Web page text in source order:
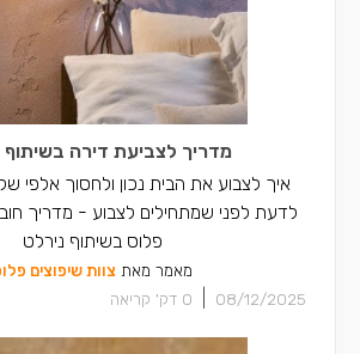
צבעים בדאלית אל-כרמל
צבעים בכאבול
צבעים באעבלין
צבעים ברכסים
צבעים בכפר יאסיף
מדריך לצביעת דירה בשיתוף
איך לצבוע את הבית נכון ולחסוך אלפי
לדעת לפני שמתחילים לצבוע - מדריך
פלוס בשיתוף נירלט
מאמר מאת צוות שיפוצים
08/12/2025
0 דק' קריאה